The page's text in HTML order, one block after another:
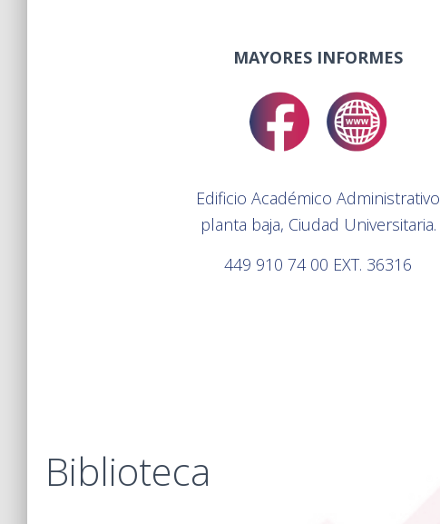
MAYORES INFORMES
Edificio Académico Administrativo
planta baja, Ciudad Universitaria.
449 910 74 00 EXT. 36316
Biblioteca